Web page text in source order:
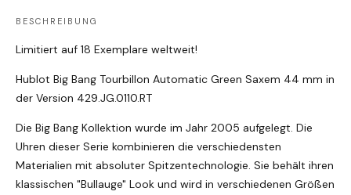
BESCHREIBUNG
Limitiert auf 18 Exemplare weltweit!
Hublot Big Bang Tourbillon Automatic Green Saxem 44 mm in
der Version 429.JG.0110.RT
Die Big Bang Kollektion wurde im Jahr 2005 aufgelegt. Die
Uhren dieser Serie kombinieren die verschiedensten
Materialien mit absoluter Spitzentechnologie. Sie behält ihren
klassischen "Bullauge" Look und wird in verschiedenen Größen